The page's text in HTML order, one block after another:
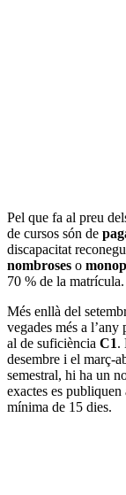
Pel que fa al preu
de cursos són de
discapacitat
nombroses o
70 % de la matrícula.
Més enllà del
vegades més a
al de suficiència C1.
desembre i el març-
semestral, hi ha un
exactes es
mínima de 15 dies.